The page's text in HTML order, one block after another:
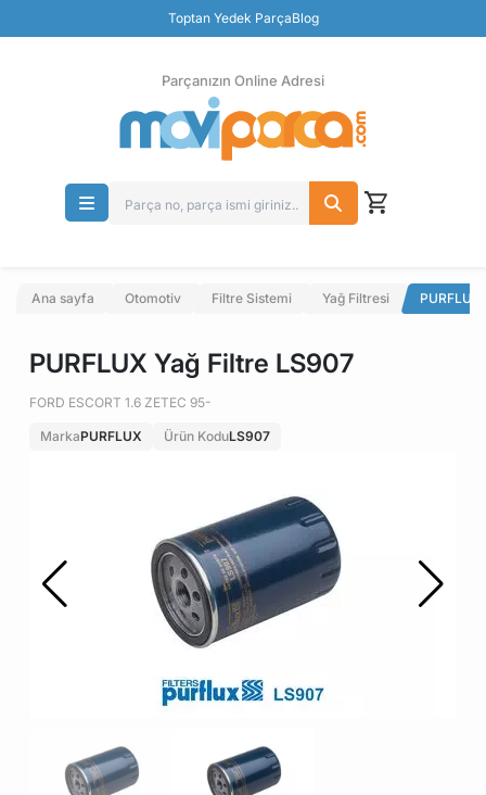
Toptan Yedek ParçaBlog
Ücretsiz İade
Parçanızın Online Adresi
Ana sayfa Otomotiv Filtre Sistemi Yağ Filtresi
PURFLUX Yağ Filtre LS907
FORD ESCORT 1.6 ZETEC 95-
MarkaPURFLUX Ürün KoduLS907